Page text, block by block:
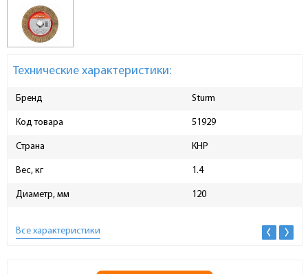
Технические характеристики:
Бренд Sturm
Код товара 51929
Страна КНР
Вес, кг 1.4
Диаметр, мм 120
Все характеристики